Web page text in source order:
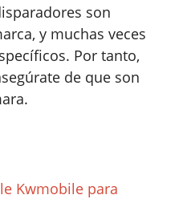
son
y muchas veces
Por tanto,
de que son
Kwmobile para